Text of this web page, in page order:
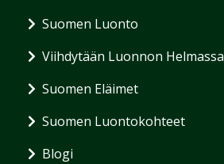
Suomen Luonto
Viihdytään Luonnon Helmassa
Suomen Eläimet
Suomen Luontokohteet
Blogi